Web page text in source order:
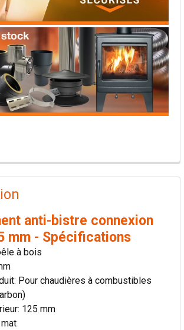
anti-bistre connexion
mm - Spécifications
à bois
Pour chaudières à combustibles
125 mm